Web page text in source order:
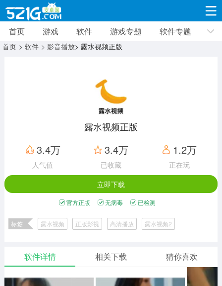
游戏 软件 游戏专题 软件专题 新闻资讯
动作闯关
12971款应用
赛车竞速
3633款应用
卡牌对战
2053款应用
体育运动
1280款应用
手游辅助
1959款应用
二次元
模拟经营
传奇手游
仙侠手游
485款应用
446款应用
绝地求生
34款应用
首页 游戏 软件 游戏专题 软件专题
首页 > 软件 > 影音播放> 露水视频正版
露水视频正版
3.4万
人气值
3.4万
已收藏
1.2万
正在玩
立即下载
官方正版 无病毒 已检测
标签 露水视频 正版影视 高清播放
露水视频2
软件详情 相关下载 猜你喜欢